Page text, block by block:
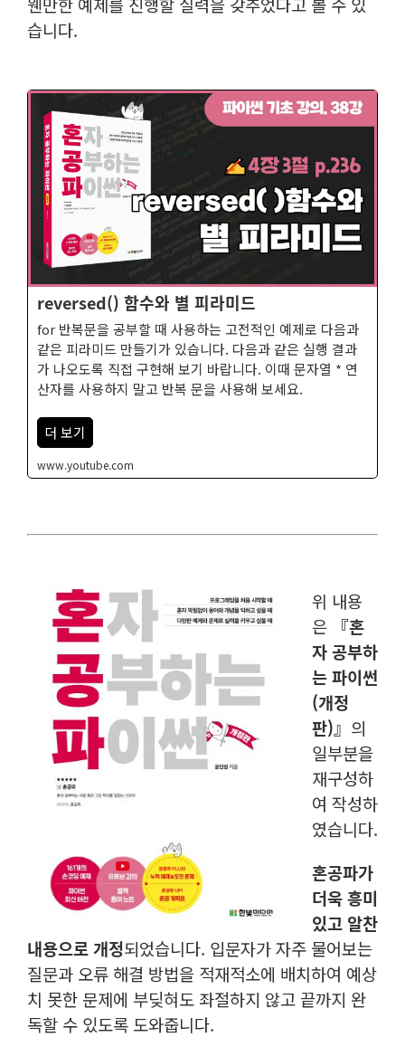
습니다.
reversed() 함수와 별 피라미드
for 반복문을 공부할 때 사용하는 고전적인 예제로 다음과
같은 피라미드 만들기가 있습니다. 다음과 같은 실행 결과
가 나오도록 직접 구현해 보기 바랍니다. 이때 문자열 * 연
산자를 사용하지 말고 반복 문을 사용해 보세요.
더 보기
www.youtube.com
위 내용
은 『혼
자 공부하
는 파이썬
(개정
판)』 의
일부분을
재구성하
여 작성하
였습니다.
혼공파가
더욱 흥미
있고 알찬
내용으로 개정되었습니다. 입문자가 자주 물어보는
질문과 오류 해결 방법을 적재적소에 배치하여 예상
치 못한 문제에 부딪혀도 좌절하지 않고 끝까지 완
독할 수 있도록 도와줍니다.